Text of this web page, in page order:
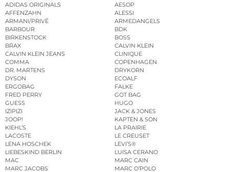
ADIDAS ORIGINALS
AESOP
AFFENZAHN
ALESSI
ARMANI/PRIVÉ
ARMEDANGELS
BARBOUR
BDK
BIRKENSTOCK
BOSS
BRAX
CALVIN KLEIN
CALVIN KLEIN JEANS
CLINIQUE
COMMA
COPENHAGEN
DR. MARTENS
DRYKORN
DYSON
ECOALF
ERGOBAG
FALKE
FRED PERRY
GOT BAG
GUESS
HUGO
IZIPIZI
JACK & JONES
JOOP!
KAPTEN & SON
KIEHL’S
LA PRAIRIE
LACOSTE
LE CREUSET
LENA HOSCHEK
LEVI’S®
LIEBESKIND BERLIN
LUISA CERANO
MAC
MARC CAIN
MARC JACOBS
MARC O’POLO